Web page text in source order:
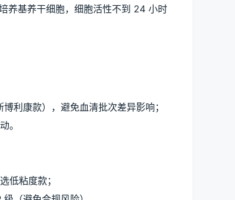
养基养干细胞，细胞活性不到 24 小时
利康款），避免血清批次差异影响；
。
低粘度款；